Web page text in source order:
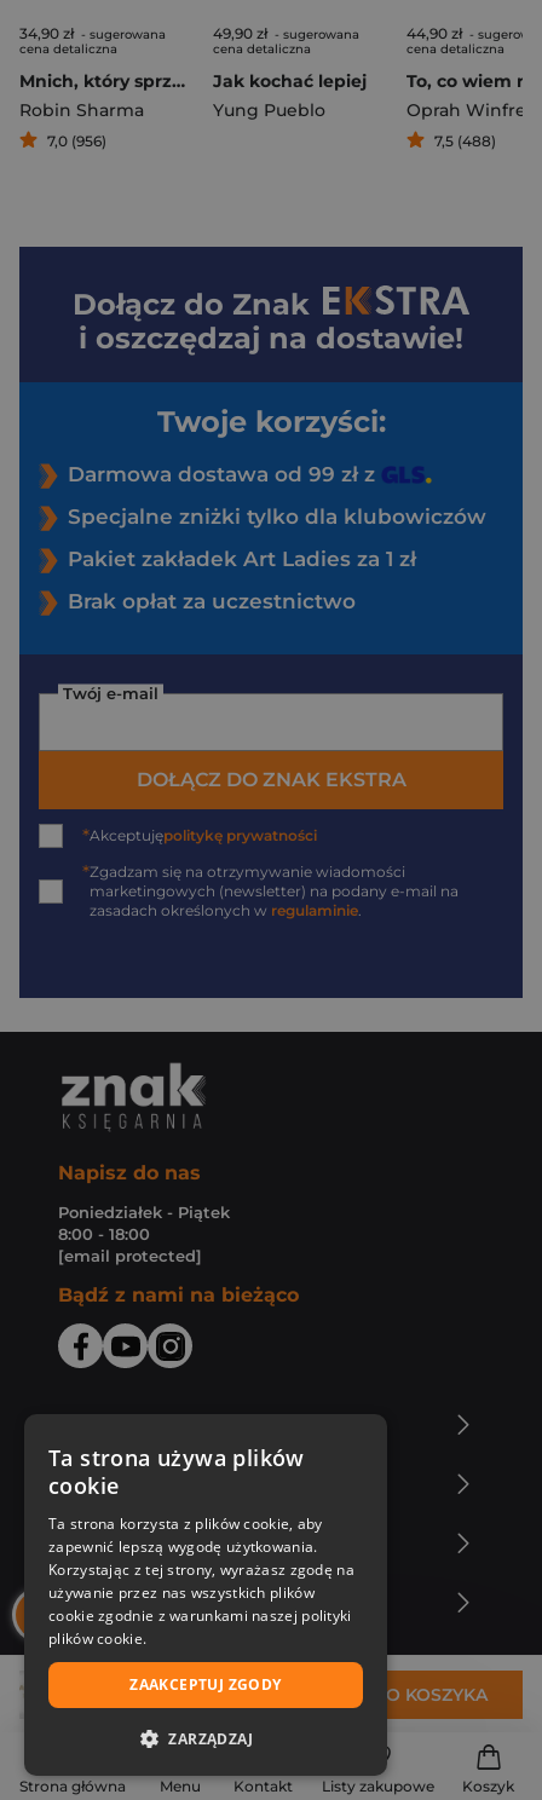
Strona główna Menu Kontakt Listy zakupowe Koszyk
29,94 zł DO KOSZYKA
34,90 zł - sugerowana
cena detaliczna
Mnich, który sprzedał swoje ferrari
Robin Sharma
7,0 (956)
49,90 zł - sugerowana
cena detaliczna
Jak kochać lepiej
Yung Pueblo
44,90 zł -
cena detaliczna
Oprah Winfrey
7,5 (488)
Dołącz do Znak
i oszczędzaj na dostawie!
Twoje korzyści:
Darmowa dostawa od 99 zł z
Specjalne zniżki tylko dla klubowiczów
Pakiet zakładek Art Ladies za 1 zł
Brak opłat za uczestnictwo
Twój e-mail
DOŁĄCZ DO ZNAK EKSTRA
*Akceptujępolitykę prywatności
*Zgadzam się na otrzymywanie wiadomości
marketingowych (newsletter) na podany e-mail na
zasadach określonych w regulaminie
Napisz do nas
Poniedziałek - Piątek
8:00 - 18:00
[email protected]
Bądź z nami na bieżąco
Zakupy u nas
Nasza oferta
Nasi autorzy
Ta strona używa plików
cookie
Ta strona korzysta z plików cookie, aby
zapewnić lepszą wygodę użytkowania.
Korzystając z tej strony, wyrażasz zgodę na
używanie przez nas wszystkich plików
cookie zgodnie z warunkami naszej polityki
plików cookie.
ZAAKCEPTUJ ZGODY
ZARZĄDZAJ
NIEZBĘDNE